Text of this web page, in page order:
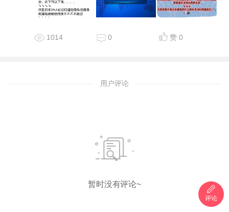
1014 0 赞 0
用户评论
暂时没有评论~
评论